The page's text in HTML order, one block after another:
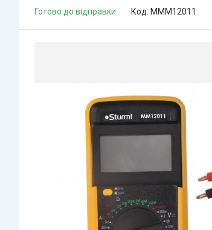
Готово до відправки Код: MMM12011